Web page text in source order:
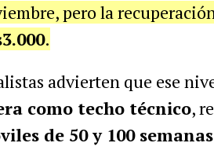
pero la
.
advierten que ese
como techo técnico,
de 50 y 100 semanas